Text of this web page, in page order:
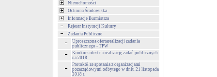
Nieruchomości
Ochrona Środowiska
Informacje Burmistrza
Rejestr Instytucji Kultury
Zadania Publiczne
Uproszczona ofertarealizacji zadania
publicznego - TPW
Konkurs ofert na realizację zadań publicznych
na 2018
Protokół ze spotania z organizacjami
pozarządowymi odbytego w dniu 21 listopada
2018 r.